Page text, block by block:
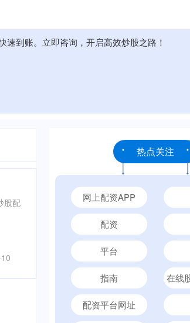
到账。立即咨询，开启高效炒股之路！
股配
热点关注
网上配资APP
配资
平台
指南 在线
配资平台网址